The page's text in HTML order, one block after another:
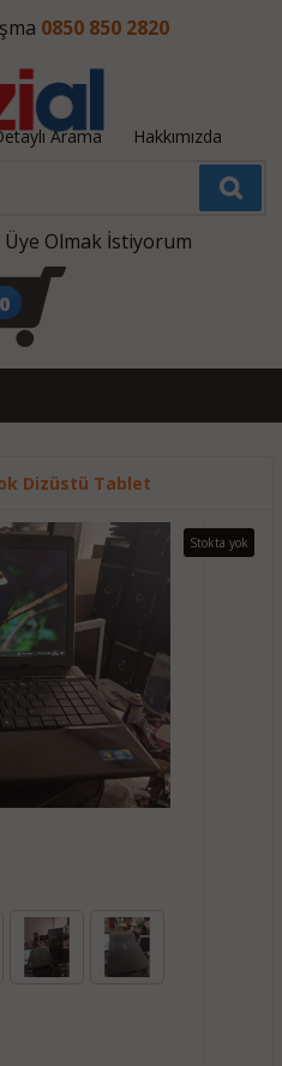
0850 850 2820
Arama Hakkımızda
Üye Olmak İstiyorum
0
Dizüstü Tablet
Stokta yok